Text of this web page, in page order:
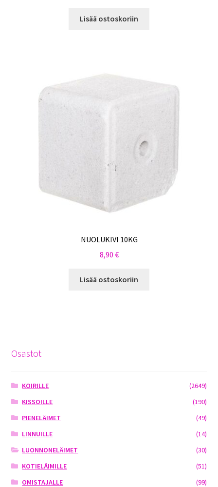
Lisää ostoskoriin
NUOLUKIVI 10KG
8,90 €
Lisää ostoskoriin
Osastot
KOIRILLE
(2649)
KISSOILLE
(190)
PIENELÄIMET
(49)
LINNUILLE
(14)
LUONNONELÄIMET
(30)
KOTIELÄIMILLE
(51)
OMISTAJALLE
(99)